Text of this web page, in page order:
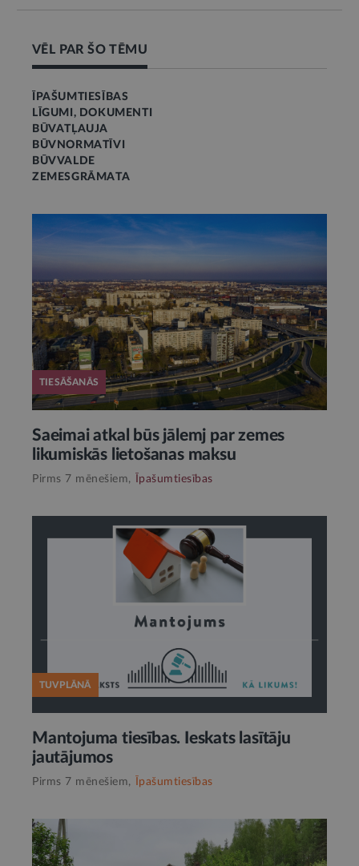
VĒL PAR ŠO TĒMU
ĪPAŠUMTIESĪBAS
LĪGUMI, DOKUMENTI
BŪVATĻAUJA
BŪVNORMATĪVI
BŪVVALDE
ZEMESGRĀMATA
TIESĀŠANĀS
Saeimai atkal būs jālemj par zemes
likumiskās lietošanas maksu
Pirms 7 mēnešiem, Īpašumtiesības
TUVPLĀNĀ
Mantojuma tiesības. Ieskats lasītāju
jautājumos
Pirms 7 mēnešiem, Īpašumtiesības